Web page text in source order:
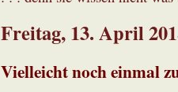
Freitag, 13. April
Vielleicht noch einmal